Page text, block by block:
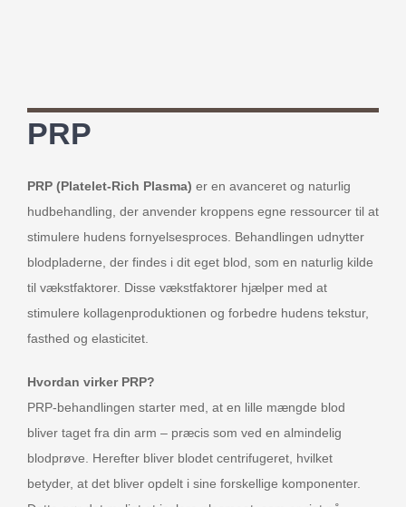
PRP
PRP (Platelet-Rich Plasma) er en avanceret og naturlig
hudbehandling, der anvender kroppens egne ressourcer til at
stimulere hudens fornyelsesproces. Behandlingen udnytter
blodpladerne, der findes i dit eget blod, som en naturlig kilde
til vækstfaktorer. Disse vækstfaktorer hjælper med at
stimulere kollagenproduktionen og forbedre hudens tekstur,
fasthed og elasticitet.
Hvordan virker PRP?
PRP-behandlingen starter med, at en lille mængde blod
bliver taget fra din arm – præcis som ved en almindelig
blodprøve. Herefter bliver blodet centrifugeret, hvilket
betyder, at det bliver opdelt i sine forskellige komponenter.